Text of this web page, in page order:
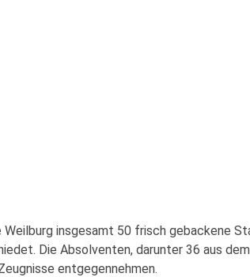
insgesamt 50 frisch gebackene
Die Absolventen, darunter 36 aus
entgegennehmen.